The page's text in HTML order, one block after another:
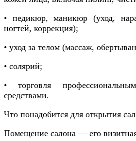
• педикюр, маникюр (уход,
ногтей, коррекция);
• уход за телом (массаж,
• солярий;
• торговля
средствами.
Что понадобится для открытия
Помещение салона — его